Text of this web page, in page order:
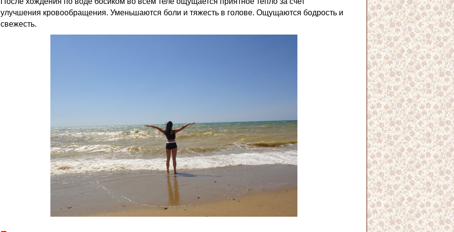
улучшения кровообращения. Уменьшаются боли и тяжесть в голове. Ощущаются бодрость и
свежесть.